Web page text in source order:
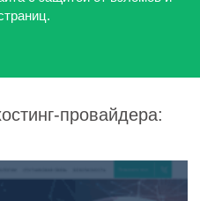
провайдера: